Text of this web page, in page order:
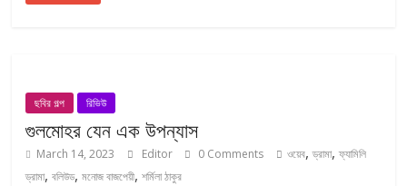
ছবির গল্প রিভিউ
গুলমোহর যেন এক উপন্যাস
March 14, 2023 Editor 0 Comments ওয়েব,ড্রামা,ফ্যামিলি
ড্রামা,বলিউড,মনোজ বাজপেয়ী,শর্মিলা ঠাকুর